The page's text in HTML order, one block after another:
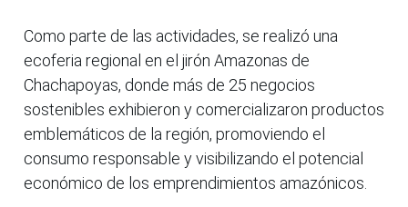
Como parte de las actividades, se realizó una
ecoferia regional en el jirón Amazonas de
Chachapoyas, donde más de 25 negocios
sostenibles exhibieron y comercializaron productos
emblemáticos de la región, promoviendo el
consumo responsable y visibilizando el potencial
económico de los emprendimientos amazónicos.